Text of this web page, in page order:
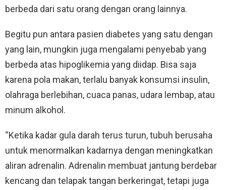
berbeda dari satu orang dengan orang lainnya.
Begitu pun antara pasien diabetes yang satu dengan
yang lain, mungkin juga mengalami penyebab yang
berbeda atas hipoglikemia yang diidap. Bisa saja
karena pola makan, terlalu banyak konsumsi insulin,
olahraga berlebihan, cuaca panas, udara lembap, atau
minum alkohol.
“Ketika kadar gula darah terus turun, tubuh berusaha
untuk menormalkan kadarnya dengan meningkatkan
aliran adrenalin. Adrenalin membuat jantung berdebar
kencang dan telapak tangan berkeringat, tetapi juga